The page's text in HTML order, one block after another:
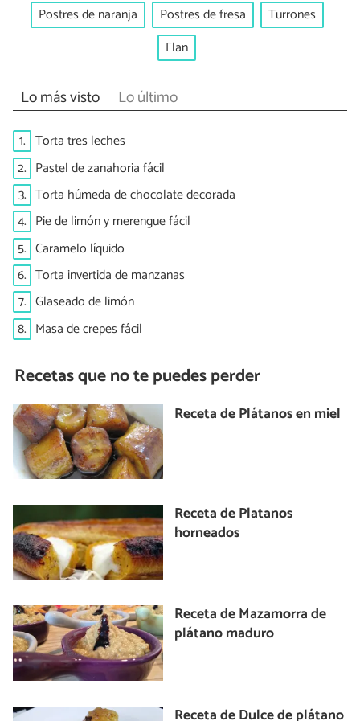
Postres de naranja
Postres de fresa
Turrones
Flan
Lo más visto Lo último
1. Torta tres leches
2. Pastel de zanahoria fácil
3. Torta húmeda de chocolate decorada
4. Pie de limón y merengue fácil
5. Caramelo líquido
6. Torta invertida de manzanas
7. Glaseado de limón
8. Masa de crepes fácil
Recetas que no te puedes perder
Receta de Plátanos en miel
Receta de Platanos
horneados
Receta de Mazamorra de
plátano maduro
Receta de Dulce de plátano